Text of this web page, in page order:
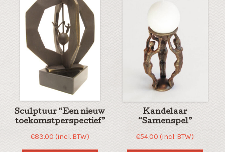
Sculptuur “Een nieuw
toekomstperspectief”
€83.00 (incl. BTW)
Kandelaar
“Samenspel”
€54.00 (incl. BTW)